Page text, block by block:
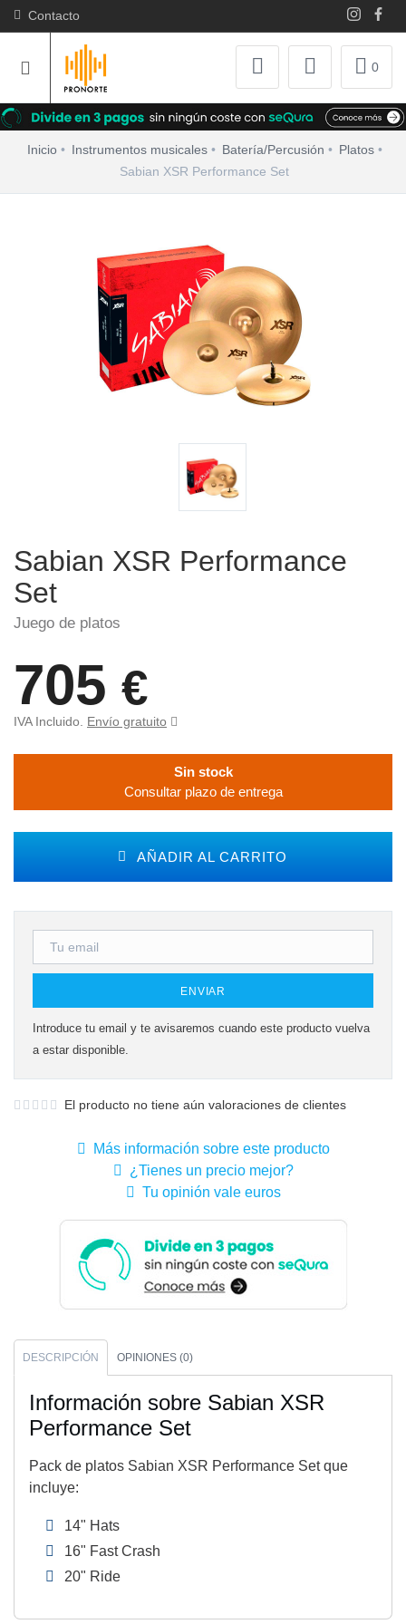
Contacto
0
Inicio Instrumentos musicales Batería/Percusión
Platos
Sabian XSR Performance Set
Sabian XSR Performance
Set
Juego de platos
705 €
IVA Incluido. Envío gratuito
Sin stock
Consultar plazo de entrega
AÑADIR AL CARRITO
ENVIAR
Introduce tu email y te avisaremos cuando este producto vuelva
a estar disponible.
El producto no tiene aún valoraciones de clientes
Más información sobre este producto
¿Tienes un precio mejor?
Tu opinión vale euros
DESCRIPCIÓN OPINIONES (0)
Información sobre Sabian XSR
Performance Set
Pack de platos Sabian XSR Performance Set que
incluye:
14" Hats
16" Fast Crash
20" Ride